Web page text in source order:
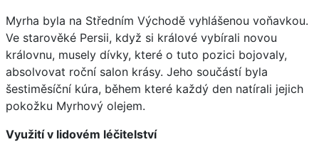
Myrha byla na Středním Východě vyhlášenou voňavkou.
Ve starověké Persii, když si králové vybírali novou
královnu, musely dívky, které o tuto pozici bojovaly,
absolvovat roční salon krásy. Jeho součástí byla
šestiměsíční kúra, během které každý den natírali jejich
pokožku Myrhový olejem.
Využití v lidovém léčitelství